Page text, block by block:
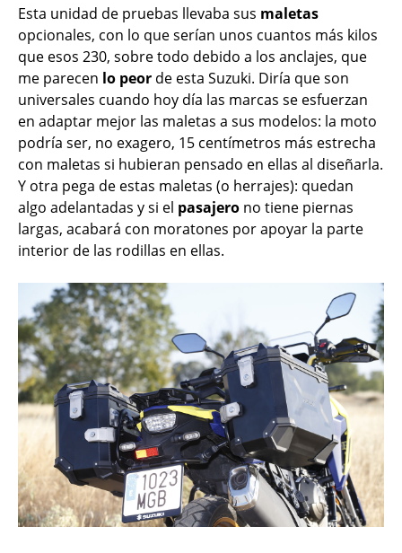
Esta unidad de pruebas llevaba sus maletas
opcionales, con lo que serían unos cuantos más kilos
que esos 230, sobre todo debido a los anclajes, que
me parecen lo peor de esta Suzuki. Diría que son
universales cuando hoy día las marcas se esfuerzan
en adaptar mejor las maletas a sus modelos: la moto
podría ser, no exagero, 15 centímetros más estrecha
con maletas si hubieran pensado en ellas al diseñarla.
Y otra pega de estas maletas (o herrajes): quedan
algo adelantadas y si el pasajero no tiene piernas
largas, acabará con moratones por apoyar la parte
interior de las rodillas en ellas.